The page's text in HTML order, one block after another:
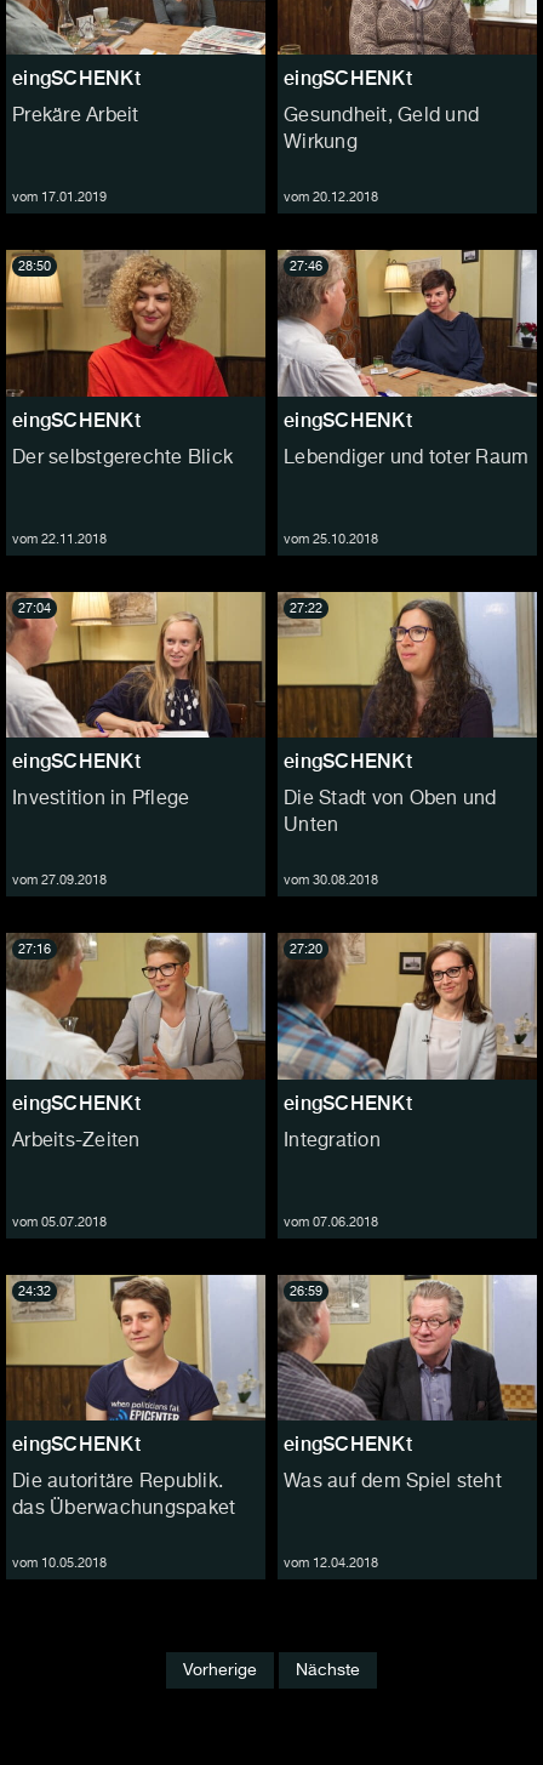
eingSCHENKt
Prekäre Arbeit
vom 17.01.2019
eingSCHENKt
Gesundheit, Geld und
Wirkung
vom 20.12.2018
eingSCHENKt
Der selbstgerechte Blick
vom 22.11.2018
28:50
eingSCHENKt
Lebendiger und toter Raum
vom 25.10.2018
27:46
eingSCHENKt
Investition in Pflege
vom 27.09.2018
27:04
eingSCHENKt
Die Stadt von Oben und
Unten
vom 30.08.2018
27:22
eingSCHENKt
Arbeits-Zeiten
vom 05.07.2018
27:16
eingSCHENKt
Integration
vom 07.06.2018
27:20
eingSCHENKt
Die autoritäre Republik.
das Überwachungspaket
vom 10.05.2018
24:32
eingSCHENKt
Was auf dem Spiel steht
vom 12.04.2018
26:59
Vorherige Nächste